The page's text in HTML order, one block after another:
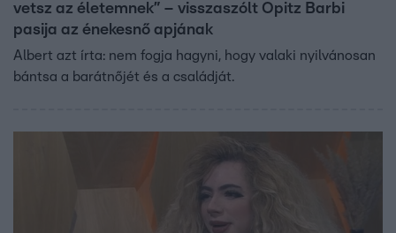
vetsz az életemnek” – visszaszólt Opitz Barbi
pasija az énekesnő apjának
Albert azt írta: nem fogja hagyni, hogy valaki nyilvánosan
bántsa a barátnőjét és a családját.